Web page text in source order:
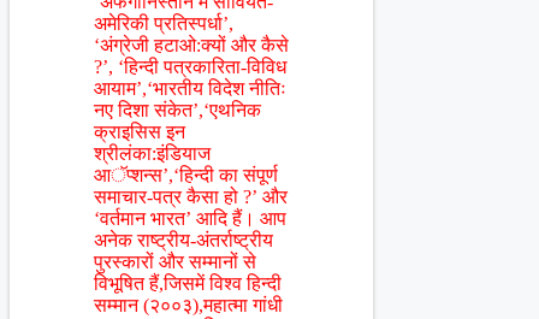
अमेरिकी प्रतिस्पर्धा’,
‘अंग्रेजी हटाओ:क्यों और कैसे
?’, ‘हिन्दी पत्रकारिता-विविध
आयाम’,‘भारतीय विदेश नीतिः
नए दिशा संकेत’,‘एथनिक
क्राइसिस इन
श्रीलंका:इंडियाज
आॅप्शन्स’,‘हिन्दी का संपूर्ण
समाचार-पत्र कैसा हो ?’ और
‘वर्तमान भारत’ आदि हैं। आप
अनेक राष्ट्रीय-अंतर्राष्ट्रीय
पुरस्कारों और सम्मानों से
विभूषित हैं,जिसमें विश्व हिन्दी
सम्मान (२००३),महात्मा गांधी